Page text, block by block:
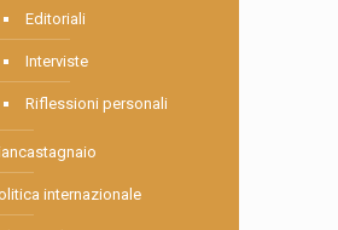
Editoriali
Interviste
Riflessioni personali
internazionale